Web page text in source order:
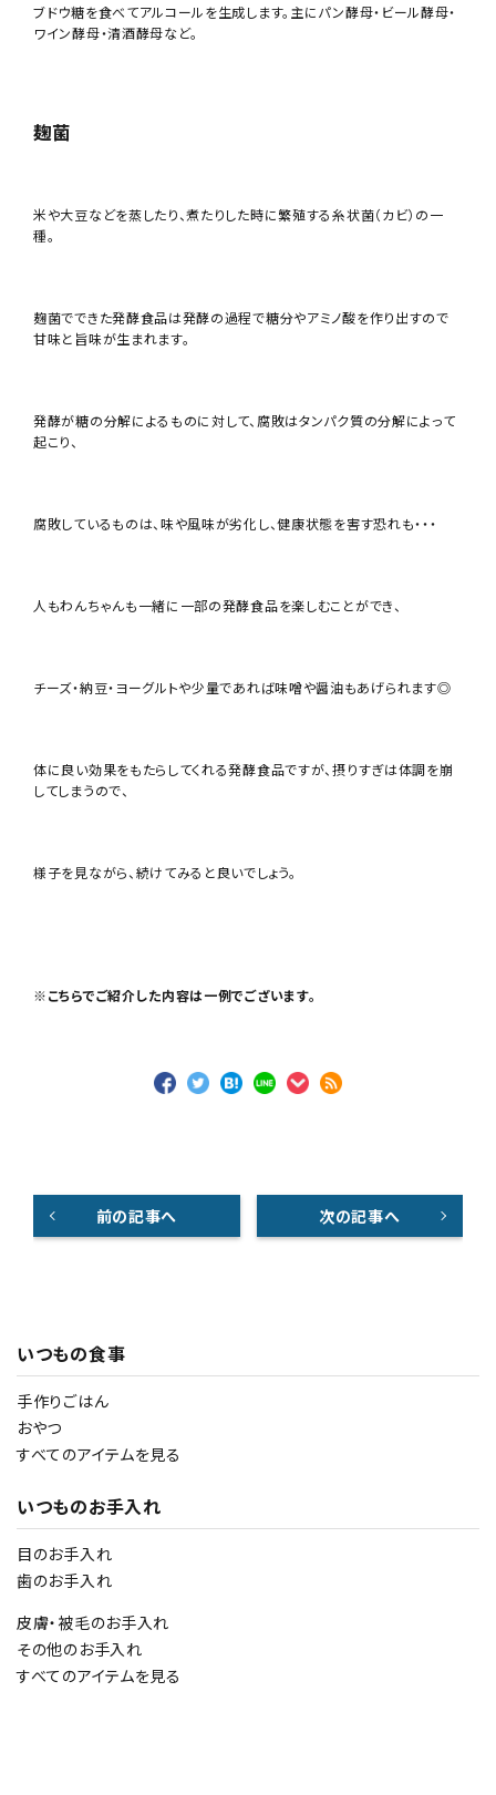
ブドウ糖を食べてアルコールを生成します。主にパン酵母・ビール酵母・
ワイン酵母・清酒酵母など。
麹菌
米や大豆などを蒸したり、煮たりした時に繁殖する糸状菌（カビ）の一
種。
麹菌でできた発酵食品は発酵の過程で糖分やアミノ酸を作り出すので
甘味と旨味が生まれます。
発酵が糖の分解によるものに対して、腐敗はタンパク質の分解によって
起こり、
腐敗しているものは、味や風味が劣化し、健康状態を害す恐れも・・・
人もわんちゃんも一緒に一部の発酵食品を楽しむことができ、
チーズ・納豆・ヨーグルトや少量であれば味噌や醤油もあげられます◎
体に良い効果をもたらしてくれる発酵食品ですが、摂りすぎは体調を崩
してしまうので、
様子を見ながら、続けてみると良いでしょう。
※こちらでご紹介した内容は一例でございます。
前の記事へ 次の記事へ
いつもの食事
手作りごはん
おやつ
すべてのアイテムを見る
いつものお手入れ
目のお手入れ
歯のお手入れ
皮膚・被毛のお手入れ
その他のお手入れ
すべてのアイテムを見る